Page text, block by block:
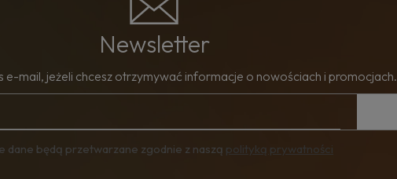
Newsletter
e-mail, jeżeli chcesz otrzymywać informacje o nowościach i promocjach.
dane będą przetwarzane zgodnie z naszą polityką prywatności